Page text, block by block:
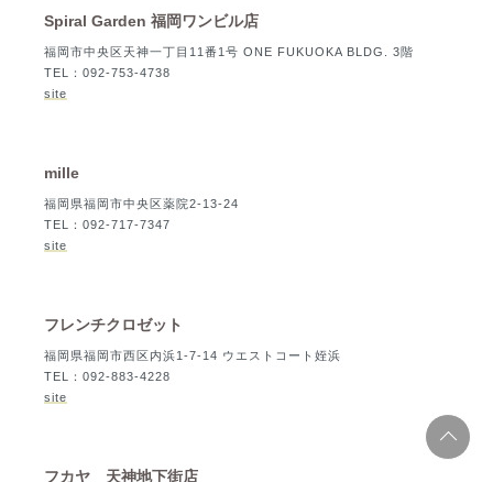
Spiral Garden 福岡ワンビル店
福岡市中央区天神一丁目11番1号 ONE FUKUOKA BLDG. 3階
TEL：092-753-4738
site
mille
福岡県福岡市中央区薬院2-13-24
TEL：092-717-7347
site
フレンチクロゼット
福岡県福岡市西区内浜1-7-14 ウエストコート姪浜
TEL：092-883-4228
site
フカヤ 天神地下街店